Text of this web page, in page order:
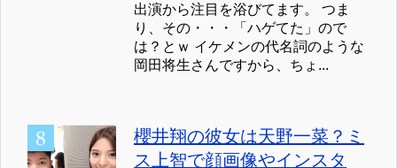
出演から注目を浴びてます。 つま
り、その・・・「ハゲてた」ので
は？とｗ イケメンの代名詞のような
岡田将生さんですから、ちょ...
櫻井翔の彼女は天野一菜？ミ
ス上智で顔画像やインスタ